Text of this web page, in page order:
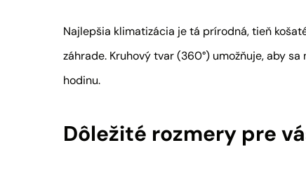
Najlepšia klimatizácia je tá prírodná, tieň
záhrade. Kruhový tvar (360°) umožňuje, aby
hodinu.
Dôležité rozmery pre